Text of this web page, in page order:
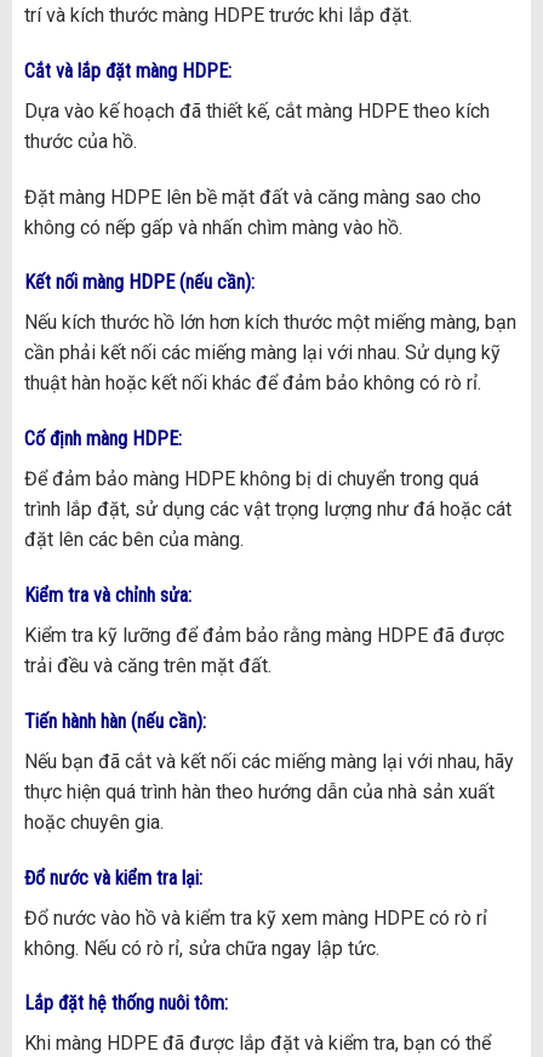
trí và kích thước màng HDPE trước khi lắp đặt.
Cắt và lắp đặt màng HDPE:
Dựa vào kế hoạch đã thiết kế, cắt màng HDPE theo kích
thước của hồ.
Đặt màng HDPE lên bề mặt đất và căng màng sao cho
không có nếp gấp và nhấn chìm màng vào hồ.
Kết nối màng HDPE (nếu cần):
Nếu kích thước hồ lớn hơn kích thước một miếng màng, bạn
cần phải kết nối các miếng màng lại với nhau. Sử dụng kỹ
thuật hàn hoặc kết nối khác để đảm bảo không có rò rỉ.
Cố định màng HDPE:
Để đảm bảo màng HDPE không bị di chuyển trong quá
trình lắp đặt, sử dụng các vật trọng lượng như đá hoặc cát
đặt lên các bên của màng.
Kiểm tra và chỉnh sửa:
Kiểm tra kỹ lưỡng để đảm bảo rằng màng HDPE đã được
trải đều và căng trên mặt đất.
Tiến hành hàn (nếu cần):
Nếu bạn đã cắt và kết nối các miếng màng lại với nhau, hãy
thực hiện quá trình hàn theo hướng dẫn của nhà sản xuất
hoặc chuyên gia.
Đổ nước và kiểm tra lại:
Đổ nước vào hồ và kiểm tra kỹ xem màng HDPE có rò rỉ
không. Nếu có rò rỉ, sửa chữa ngay lập tức.
Lắp đặt hệ thống nuôi tôm:
Khi màng HDPE đã được lắp đặt và kiểm tra, bạn có thể